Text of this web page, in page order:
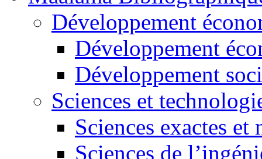
Développement
Développement
Développement
Sciences et
Sciences exactes et
Sciences de